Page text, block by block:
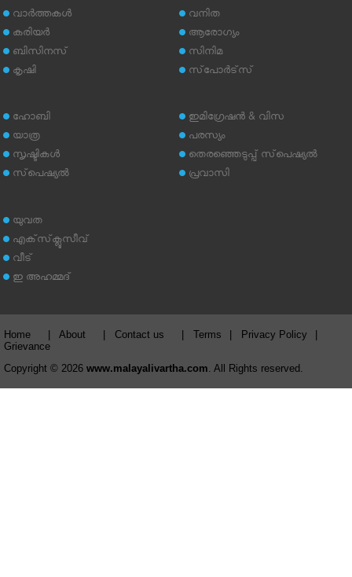
വാര്‍ത്തകള്‍
കരിയര്‍
ബിസിനസ്
കൃഷി
വനിത
ആരോഗ്യം
സിനിമ
സ്‌പോര്‍ട്‌സ്
ഹോബി
യാത്ര
സൃഷ്ടികള്‍
സ്‌പെഷ്യല്‍
ഇമിഗ്രേഷന്‍ & വിസ
പരസ്യം
തെരഞ്ഞെടുപ്പ് സ്‌പെഷ്യല്‍
പ്രവാസി
യുവത
എക്‌സ്‌ക്ലൂസീവ്
വീട്
ഇ അഹമ്മദ്‌
Home About Contact us Terms Privacy Policy
Grievance
Copyright © 2026 www.malayalivartha.com . All Rights reserved.